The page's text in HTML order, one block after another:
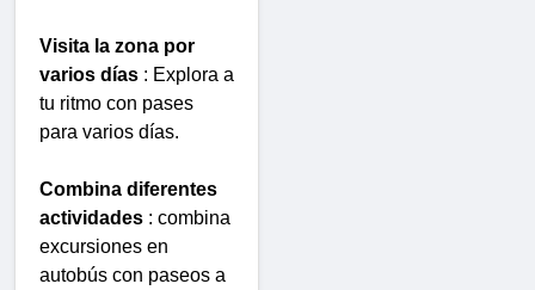
Visita la zona por
varios días : Explora a
tu ritmo con pases
para varios días.
Combina diferentes
actividades : combina
excursiones en
autobús con paseos a